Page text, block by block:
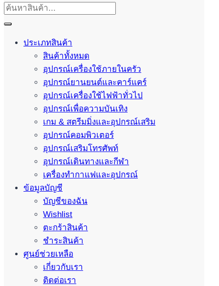
ประเภทสินค้า
สินค้าทั้งหมด
อุปกรณ์เครื่องใช้ภายในครัว
อุปกรณ์ยานยนต์และคาร์แคร์
อุปกรณ์เครื่องใช้ไฟฟ้าทั่วไป
อุปกรณ์เพื่อความบันเทิง
เกม & สตรีมมิ่งและอุปกรณ์เสริม
อุปกรณ์คอมพิวเตอร์
อุปกรณ์เสริมโทรศัพท์
อุปกรณ์เดินทางและกีฬา
เครื่องทำกาแฟและอุปกรณ์
ข้อมูลบัญชี
บัญชีของฉัน
Wishlist
ตะกร้าสินค้า
ชำระสินค้า
ศูนย์ช่วยเหลือ
เกี่ยวกับเรา
ติดต่อเรา